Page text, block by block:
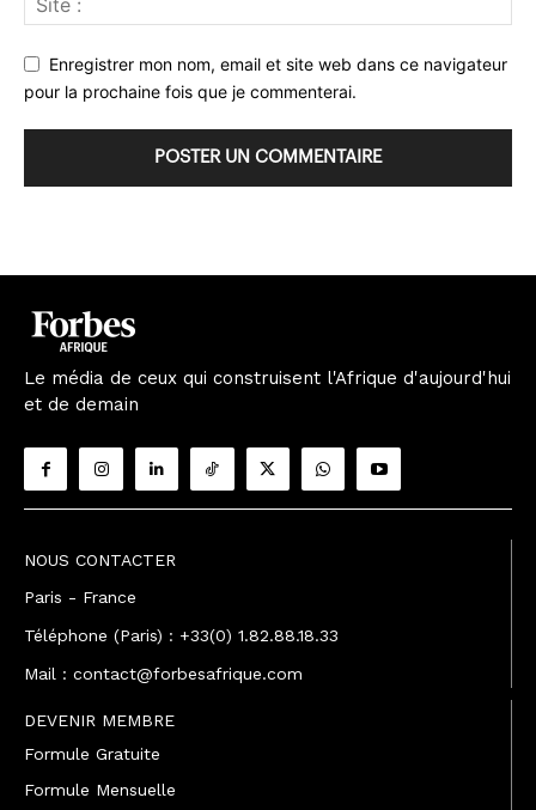
Enregistrer mon nom, email et site web dans ce navigateur
pour la prochaine fois que je commenterai.
Le média de ceux qui construisent l'Afrique d'aujourd'hui
et de demain
NOUS CONTACTER
Paris - France
Téléphone (Paris) : +33(0) 1.82.88.18.33
Mail : contact@forbesafrique.com
DEVENIR MEMBRE
Formule Gratuite
Formule Mensuelle